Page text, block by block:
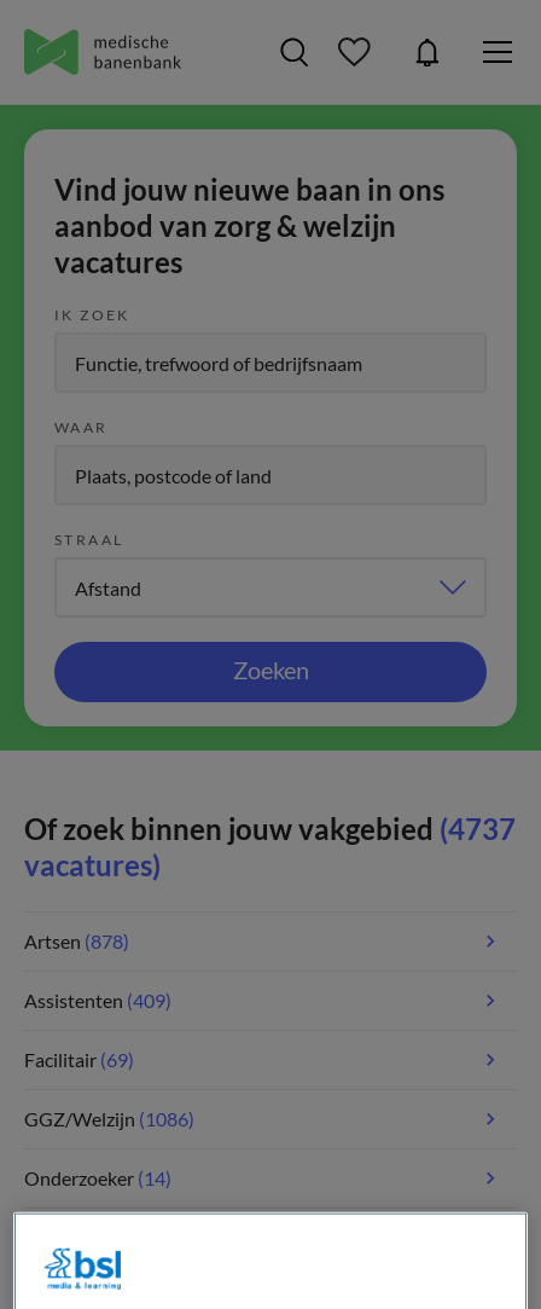
Vind jouw nieuwe baan in ons
aanbod van zorg & welzijn
vacatures
IK ZOEK
WAAR
STRAAL
Zoeken
Of zoek binnen jouw vakgebied (4737
vacatures)
Artsen (878)
Assistenten (409)
Facilitair (69)
GGZ/Welzijn (1086)
Onderzoeker (14)
Tandheelkunde